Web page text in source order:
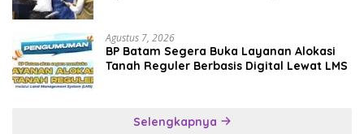
Agustus 7, 2026
BP Batam Segera Buka Layanan Alokasi
Tanah Reguler Berbasis Digital Lewat LMS
Selengkapnya